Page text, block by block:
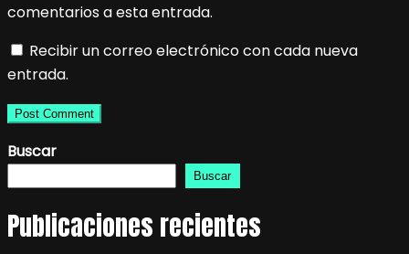
comentarios a esta entrada.
Recibir un correo electrónico con cada nueva
entrada.
Buscar
Buscar
Publicaciones recientes